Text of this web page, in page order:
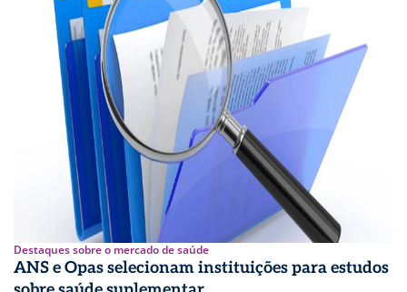
Destaques sobre o mercado de saúde
ANS e Opas selecionam instituições para estudos